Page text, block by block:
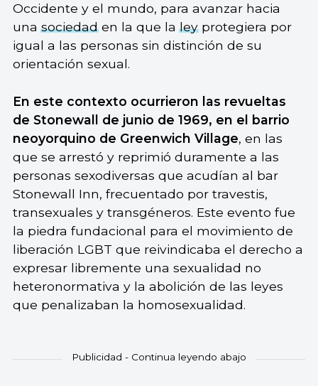
Occidente y el mundo, para avanzar hacia
unasociedaden la que laleyprotegiera por
igual a las personas sin distinción de su
orientación sexual.
En este contexto ocurrieron las revueltas
de Stonewall de junio de 1969, en el barrio
neoyorquino de Greenwich Village, en las
que se arrestó y reprimió duramente a las
personas sexodiversas que acudían al bar
Stonewall Inn, frecuentado por travestis,
transexuales y transgéneros. Este evento fue
la piedra fundacional para el movimiento de
liberación LGBT que reivindicaba el derecho a
expresar libremente una sexualidad no
heteronormativa y la abolición de las leyes
que penalizaban la homosexualidad.